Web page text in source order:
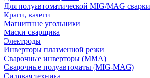
Для полуавтоматической MIG/MAG сварки
Краги, вачеги
Магнитные угольники
Маски сварщика
Электроды
Инверторы плазменной резки
Сварочные инверторы (MMA)
Сварочные полуавтоматы (MIG-MAG)
Силовая техника